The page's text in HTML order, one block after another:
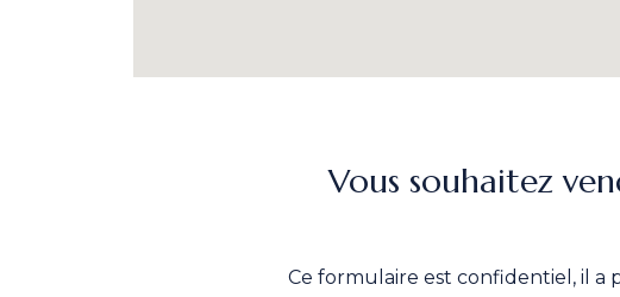
Vous souhaitez
Ce formulaire est confidentiel, il a